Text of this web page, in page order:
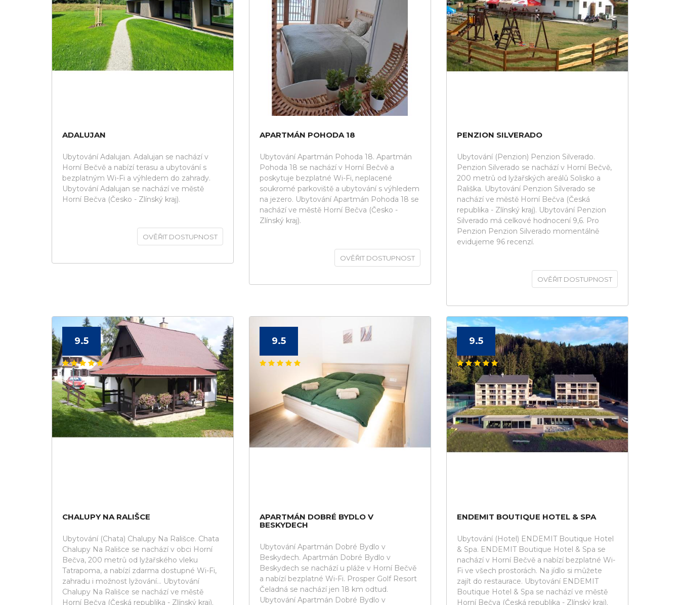
ADALUJAN
Ubytování Adalujan. Adalujan se nachází v
Horní Bečvě a nabízí terasu a ubytování s
bezplatným Wi-Fi a výhledem do zahrady.
Ubytování Adalujan se nachází ve městě
Horní Bečva (Česko - Zlínský kraj).
OVĚŘIT DOSTUPNOST
APARTMÁN POHODA 18
Ubytování Apartmán Pohoda 18. Apartmán
Pohoda 18 se nachází v Horní Bečvě a
poskytuje bezplatné Wi-Fi, neplacené
soukromé parkoviště a ubytování s výhledem
na jezero. Ubytování Apartmán Pohoda 18 se
nachází ve městě Horní Bečva (Česko -
Zlínský kraj).
OVĚŘIT DOSTUPNOST
PENZION SILVERADO
Ubytování (Penzion) Penzion Silverado.
Penzion Silverado se nachází v Horní Bečvě,
200 metrů od lyžařských areálů Solisko a
Rališka. Ubytování Penzion Silverado se
nachází ve městě Horní Bečva (Česká
republika - Zlínský kraj). Ubytování Penzion
Silverado má celkové hodnocení 9,6. Pro
Penzion Penzion Silverado momentálně
evidujeme 96 recenzí.
OVĚŘIT DOSTUPNOST
9.5
CHALUPY NA RALIŠCE
Ubytování (Chata) Chalupy Na Rališce. Chata
Chalupy Na Rališce se nachází v obci Horní
Bečva, 200 metrů od lyžařského vleku
Tatrapoma, a nabízí zdarma dostupné Wi-Fi,
zahradu i možnost lyžování... Ubytování
Chalupy Na Rališce se nachází ve městě
Horní Bečva (Česká republika - Zlínský kraj).
9.5
APARTMÁN DOBRÉ BYDLO V
BESKYDECH
Ubytování Apartmán Dobré Bydlo v
Beskydech. Apartmán Dobré Bydlo v
Beskydech se nachází u pláže v Horní Bečvě
a nabízí bezplatné Wi-Fi. Prosper Golf Resort
Čeladná se nachází jen 18 km odtud.
Ubytování Apartmán Dobré Bydlo v
9.5
ENDEMIT BOUTIQUE HOTEL & SPA
Ubytování (Hotel) ENDEMIT Boutique Hotel
& Spa. ENDEMIT Boutique Hotel & Spa se
nachází v Horní Bečvě a nabízí bezplatné Wi-
Fi ve všech prostorách. Na jídlo si můžete
zajít do restaurace. Ubytování ENDEMIT
Boutique Hotel & Spa se nachází ve městě
Horní Bečva (Česká republika - Zlínský kraj).